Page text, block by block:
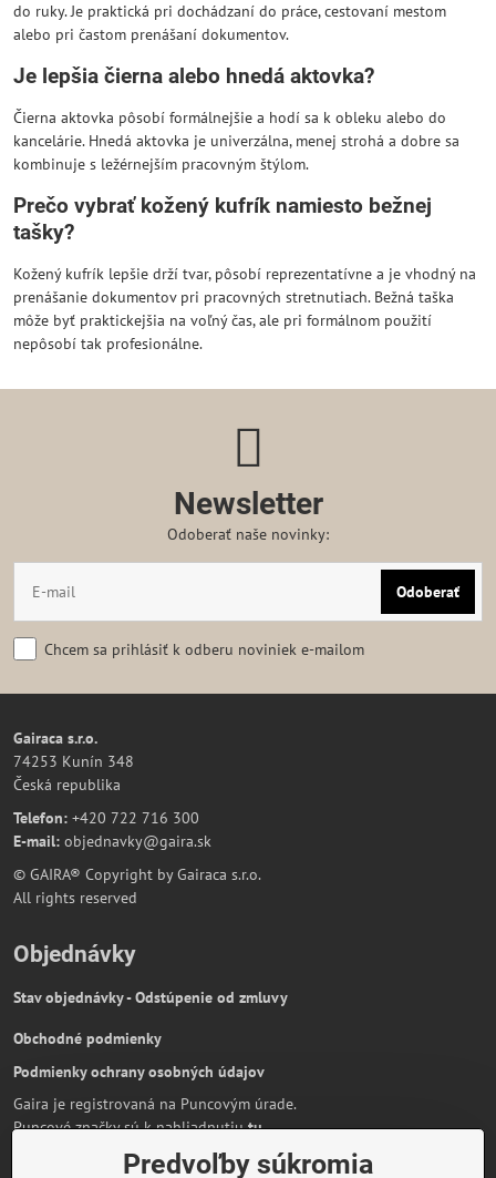
do ruky. Je praktická pri dochádzaní do práce, cestovaní mestom
alebo pri častom prenášaní dokumentov.
Je lepšia čierna alebo hnedá aktovka?
Čierna aktovka pôsobí formálnejšie a hodí sa k obleku alebo do
kancelárie. Hnedá aktovka je univerzálna, menej strohá a dobre sa
kombinuje s ležérnejším pracovným štýlom.
Prečo vybrať kožený kufrík namiesto bežnej
tašky?
Kožený kufrík lepšie drží tvar, pôsobí reprezentatívne a je vhodný na
prenášanie dokumentov pri pracovných stretnutiach. Bežná taška
môže byť praktickejšia na voľný čas, ale pri formálnom použití
nepôsobí tak profesionálne.
Newsletter
Odoberať naše novinky:
Odoberať
Chcem sa prihlásiť k odberu noviniek e-mailom
Gairaca s.r.o.
74253 Kunín 348
Česká republika
Telefon: +420 722 716 300
E-mail: objednavky@gaira.sk
© GAIRA® Copyright by Gairaca s.r.o.
All rights reserved
Objednávky
Stav objednávky - Odstúpenie od zmluvy
Obchodné podmienky
Podmienky ochrany osobných údajov
Gaira je registrovaná na Puncovým úrade.
Puncové značky sú k nahliadnutiutu.
Partnerská stránka:AmiraShop.sk Bypami.cz
Predvoľby súkromia